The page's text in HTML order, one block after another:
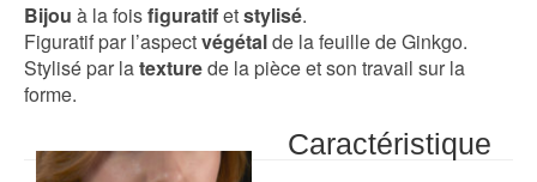
Bijou à la foisfiguratifetstylisé.
Figuratif par l’aspectvégétalde la feuille de Ginkgo.
Stylisé par latexturede la pièce et son travail sur la
forme.
Caractéristique